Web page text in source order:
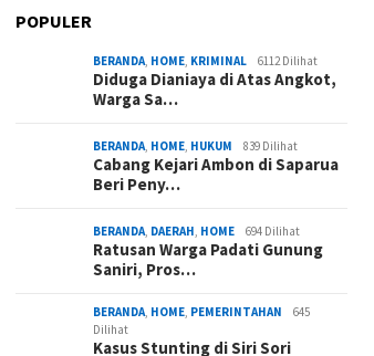
POPULER
BERANDA, HOME, KRIMINAL 6112 Dilihat
Diduga Dianiaya di Atas Angkot,
Warga Sa…
BERANDA, HOME, HUKUM 839 Dilihat
Cabang Kejari Ambon di Saparua
Beri Peny…
BERANDA, DAERAH, HOME 694 Dilihat
Ratusan Warga Padati Gunung
Saniri, Pros…
BERANDA, HOME, PEMERINTAHAN
645
Dilihat
Kasus Stunting di Siri Sori